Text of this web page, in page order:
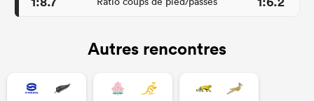
Autres rencontres